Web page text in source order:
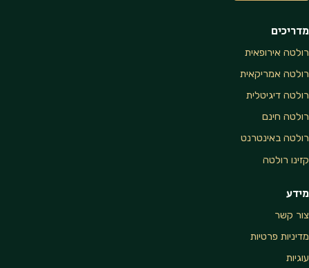
מדריכים
רולטה אירופאית
רולטה אמריקאית
רולטה דיגיטלית
רולטה חינם
רולטה באינטרנט
קזינו רולטה
מידע
צור קשר
מדיניות פרטיות
עוגיות